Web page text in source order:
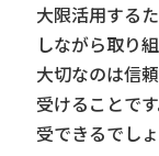
大限活用する
しながら取り
大切なのは信
受けることで
受できるでしょ